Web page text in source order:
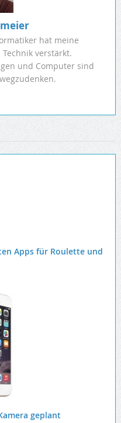
hat meine
verstärkt.
und Computer sind
Apps für Roulette und
geplant